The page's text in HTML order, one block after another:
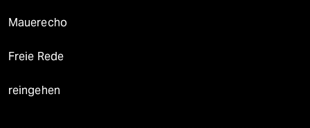
Mauerecho
Freie Rede
reingehen